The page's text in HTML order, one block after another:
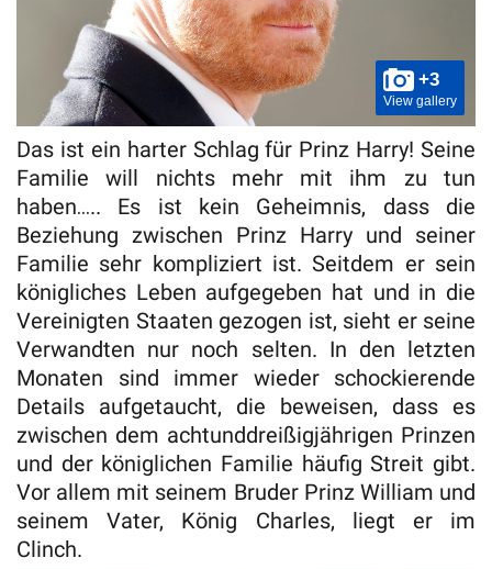
+3
View gallery
Das ist ein harter Schlag für Prinz Harry! Seine
Familie will nichts mehr mit ihm zu tun
haben….. Es ist kein Geheimnis, dass die
Beziehung zwischen Prinz Harry und seiner
Familie sehr kompliziert ist. Seitdem er sein
königliches Leben aufgegeben hat und in die
Vereinigten Staaten gezogen ist, sieht er seine
Verwandten nur noch selten. In den letzten
Monaten sind immer wieder schockierende
Details aufgetaucht, die beweisen, dass es
zwischen dem achtunddreißigjährigen Prinzen
und der königlichen Familie häufig Streit gibt.
Vor allem mit seinem Bruder Prinz William und
seinem Vater, König Charles, liegt er im
Clinch.